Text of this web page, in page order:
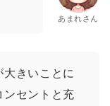
あまれさん
大きいことに
セントと充